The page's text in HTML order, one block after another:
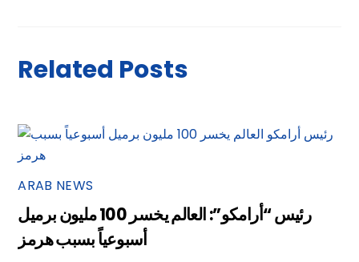
Related Posts
ARAB NEWS
رئيس “أرامكو”: العالم يخسر 100 مليون برميل
أسبوعياً بسبب هرمز